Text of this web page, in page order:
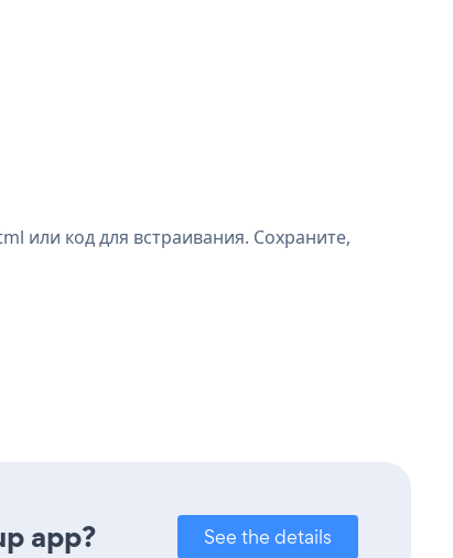
или код для встраивания. Сохраните,
app? See the details